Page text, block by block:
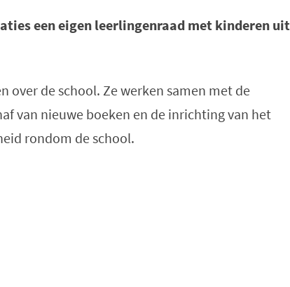
een eigen leerlingenraad met kinderen uit
over de school. Ze werken samen met de
van nieuwe boeken en de inrichting van het
rondom de school.